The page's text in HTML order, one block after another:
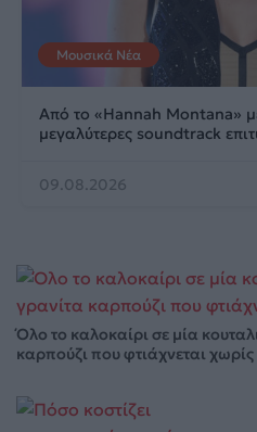
Μουσικά Νέα
Από το «Hannah Montana»
μεγαλύτερες soundtrack
09.08.2026
Όλο το καλοκαίρι σε μία
καρπούζι που φτιάχνεται